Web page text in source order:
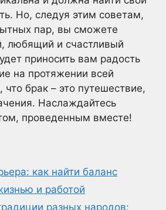
Но, следуя этим советам,
пар, вы сможете
любящий и счастливый
приносить вам радость
на протяжении всей
брак – это путешествие,
Наслаждайтесь
проведенным вместе!
как найти баланс
и работой
разных народов: